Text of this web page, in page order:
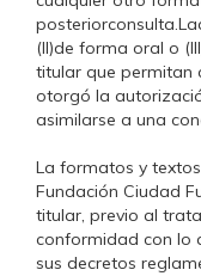
(II)de forma oral o
titular que permitan
otorgó la
asimilarse a una
La formatos y
Fundación Ciudad
titular, previo al
conformidad con lo
sus decretos